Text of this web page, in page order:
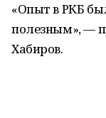
«Опыт в РКБ
полезным», —
Хабиров.